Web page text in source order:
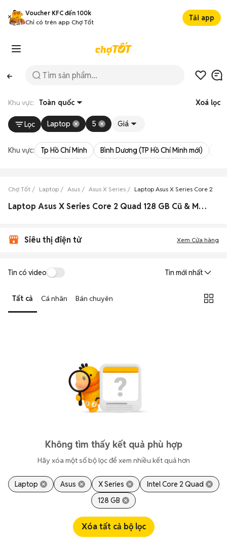
Voucher KFC đến 100k
Chỉ có trên app Chợ Tốt
Tải app
Khu vực: Toàn quốc Xoá lọc
Lọc Laptop 5 Giá
Khu vực: Tp Hồ Chí Minh Bình Dương (TP Hồ Chí Minh mới)
Chợ Tốt Laptop Asus Asus X Series Laptop Asus X Series Core 2
Laptop Asus X Series Core 2 Quad 128 GB Cũ & Mới Giá Tốt
Siêu thị điện tử Xem Cửa hàng
Tin có video Tin mới nhất
Tất cả Cá nhân Bán chuyên
Không tìm thấy kết quả phù hợp
Hãy xóa một số bộ lọc để xem nhiều kết quả hơn
Laptop Asus X Series
Intel Core 2 Quad
128 GB
Xóa tất cả bộ lọc